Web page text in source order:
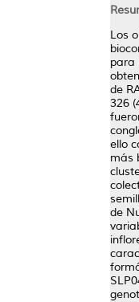
Los
para
de
326
ello
más
de